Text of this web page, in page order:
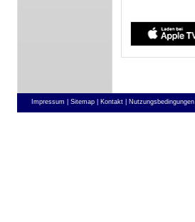
Impressum | Sitemap | Kontakt | Nutzungsbedingungen |